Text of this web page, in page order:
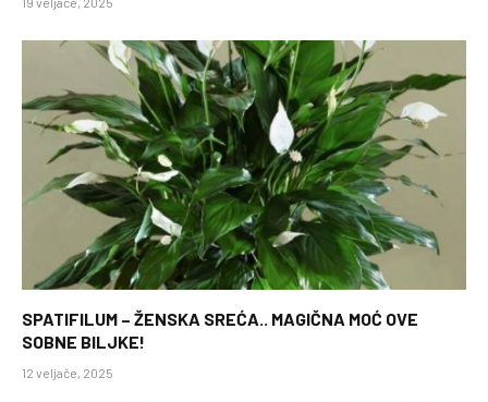
SPATIFILUM – ŽENSKA SREĆA.. MAGIČNA MOĆ OVE
SOBNE BILJKE!
12 veljače, 2025